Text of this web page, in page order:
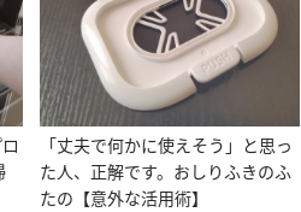
「丈夫で何かに使えそう」と思っ
た人、正解です。おしりふきのふ
たの【意外な活用術】